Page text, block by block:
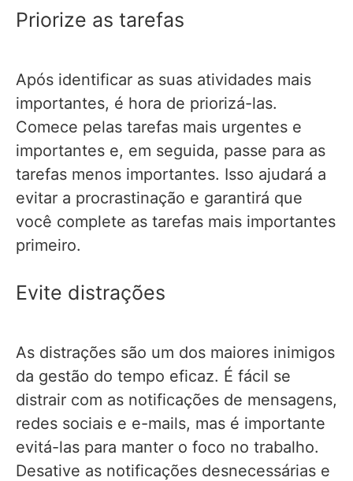
Priorize as tarefas
Após identificar as suas atividades mais
importantes, é hora de priorizá-las.
Comece pelas tarefas mais urgentes e
importantes e, em seguida, passe para as
tarefas menos importantes. Isso ajudará a
evitar a procrastinação e garantirá que
você complete as tarefas mais importantes
primeiro.
Evite distrações
As distrações são um dos maiores inimigos
da gestão do tempo eficaz. É fácil se
distrair com as notificações de mensagens,
redes sociais e e-mails, mas é importante
evitá-las para manter o foco no trabalho.
Desative as notificações desnecessárias e